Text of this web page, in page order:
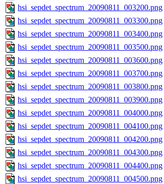
hsi_sepdet_spectrum_20090811_003200.png
hsi_sepdet_spectrum_20090811_003300.png
hsi_sepdet_spectrum_20090811_003400.png
hsi_sepdet_spectrum_20090811_003500.png
hsi_sepdet_spectrum_20090811_003600.png
hsi_sepdet_spectrum_20090811_003700.png
hsi_sepdet_spectrum_20090811_003800.png
hsi_sepdet_spectrum_20090811_003900.png
hsi_sepdet_spectrum_20090811_004000.png
hsi_sepdet_spectrum_20090811_004100.png
hsi_sepdet_spectrum_20090811_004200.png
hsi_sepdet_spectrum_20090811_004300.png
hsi_sepdet_spectrum_20090811_004400.png
hsi_sepdet_spectrum_20090811_004500.png